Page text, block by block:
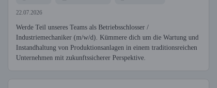
22.07.2026
Werde Teil unseres Teams als Betriebsschlosser /
Industriemechaniker (m/w/d). Kümmere dich um die Wartung und
Instandhaltung von Produktionsanlagen in einem traditionsreichen
Unternehmen mit zukunftssicherer Perspektive.